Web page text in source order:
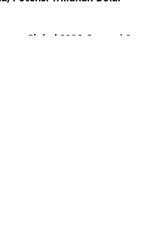
Global 2026: Inovasi &